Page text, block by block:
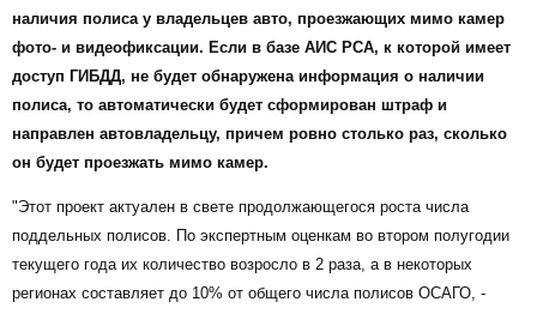
наличия полиса у владельцев авто, проезжающих мимо камер
фото- и видеофиксации. Если в базе АИС РСА, к которой имеет
доступ ГИБДД, не будет обнаружена информация о наличии
полиса, то автоматически будет сформирован штраф и
направлен автовладельцу, причем ровно столько раз, сколько
он будет проезжать мимо камер.
"Этот проект актуален в свете продолжающегося роста числа
поддельных полисов. По экспертным оценкам во втором полугодии
текущего года их количество возросло в 2 раза, а в некоторых
регионах составляет до 10% от общего числа полисов ОСАГО, -